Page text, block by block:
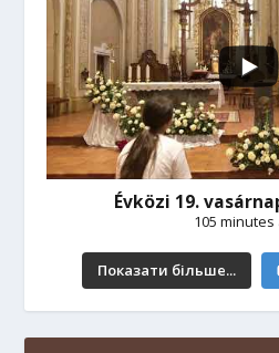
Évközi 19.
105 minutes
Показати більше...